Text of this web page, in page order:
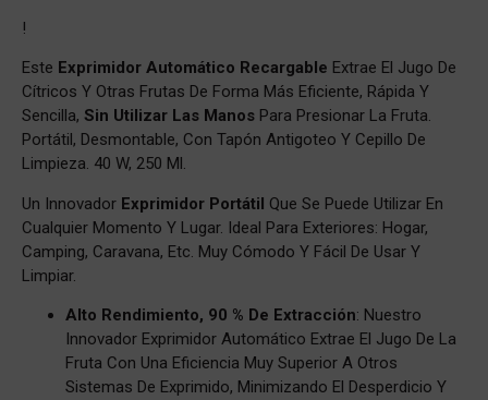
!
Este Exprimidor Automático Recargable Extrae El Jugo De
Cítricos Y Otras Frutas De Forma Más Eficiente, Rápida Y
Sencilla, Sin Utilizar Las Manos Para Presionar La Fruta.
Portátil, Desmontable, Con Tapón Antigoteo Y Cepillo De
Limpieza. 40 W, 250 Ml.
Un Innovador Exprimidor Portátil Que Se Puede Utilizar En
Cualquier Momento Y Lugar. Ideal Para Exteriores: Hogar,
Camping, Caravana, Etc. Muy Cómodo Y Fácil De Usar Y
Limpiar.
Alto Rendimiento, 90 % De Extracción: Nuestro
Innovador Exprimidor Automático Extrae El Jugo De La
Fruta Con Una Eficiencia Muy Superior A Otros
Sistemas De Exprimido, Minimizando El Desperdicio Y